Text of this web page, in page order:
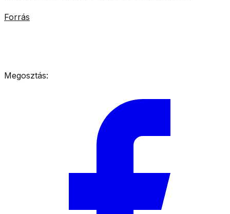
Forrás
Megosztás: